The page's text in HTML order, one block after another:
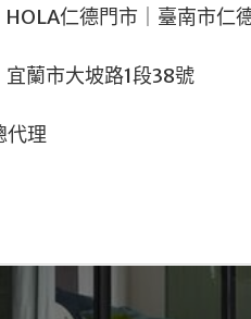
臺南市仁德區
路1段38號
理